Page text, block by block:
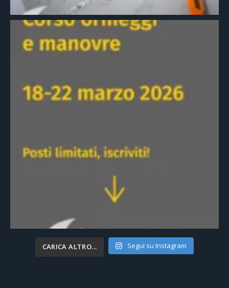
CARICA ALTRO... Segui su Instagram